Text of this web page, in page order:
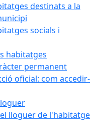
destinats a la
socials i
habitatges
permanent
oficial: com accedir-
lloguer de l'habitatge